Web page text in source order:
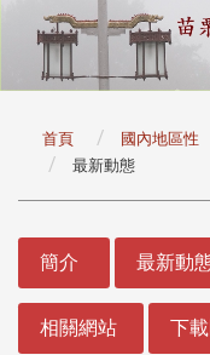
首頁 國內地區性
最新動態
簡介 最新動
相關網站 下